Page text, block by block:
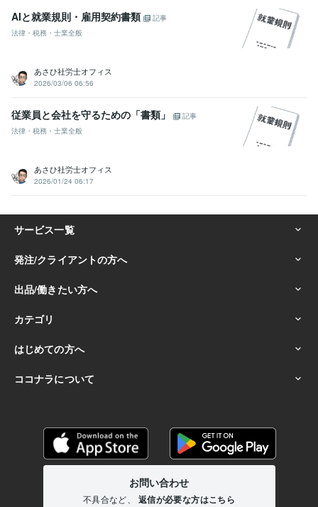
AIと就業規則・雇用契約書類
記事
法律・税務・士業全般
あさひ社労士オフィス
2026/03/06 06:56
従業員と会社を守るための「書類」
記事
法律・税務・士業全般
あさひ社労士オフィス
2026/01/24 06:17